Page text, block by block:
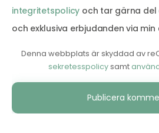
integritetspolicy och tar gärna del
och exklusiva erbjudanden via
Denna webbplats är skyddad av
sekretesspolicysamt
Alternative: